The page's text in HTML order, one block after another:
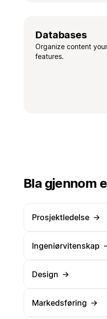
Databases
Organize content
features.
Bla gjennom
Prosjektledelse →
Ingeniørvitenskap
Design →
Markedsføring →